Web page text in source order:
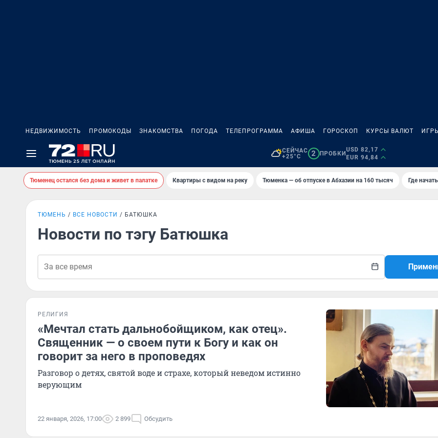
НЕДВИЖИМОСТЬ ПРОМОКОДЫ ЗНАКОМСТВА ПОГОДА ТЕЛЕПРОГРАММА АФИША ГОРОСКОП КУРСЫ ВАЛЮТ
СЕЙЧАС
+25°C
2 ПРОБКИ
USD 82,17
EUR 94,84
Тюменец остался без дома и живет в палатке Квартиры с видом на реку Тюменка — об отпуске в Абхазии на 160 тысяч Где
ТЮМЕНЬ ВСЕ НОВОСТИ БАТЮШКА
Новости по тэгу Батюшка
РЕЛИГИЯ
«Mечтал стать дальнобойщиком, как отец».
Священник — о своем пути к Богу и как он
говорит за него в проповедях
Разговор о детях, святой воде и страхе, который неведом истинно
верующим
22 января, 2026, 17:00 2 899 Обсудить